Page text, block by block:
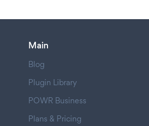
Main
Blog
Plugin Library
POWR Business
Plans & Pricing